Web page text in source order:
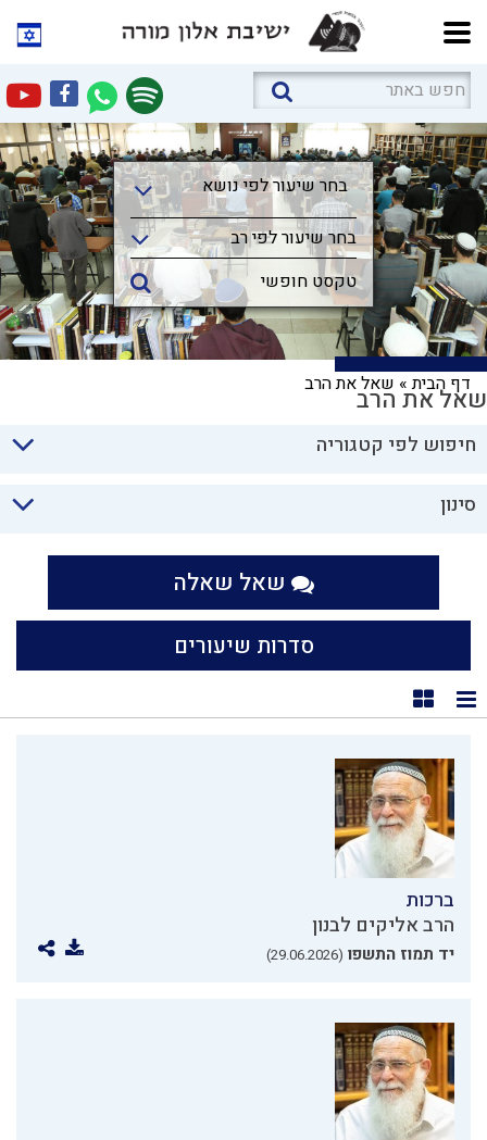
בחר שיעור לפי נושא
בחר שיעור לפי נושא
בחר שיעור לפי רב
דף הבית» שאל את הרבשאל את הרב
חיפוש לפי קטגוריה
סינון
שאל שאלה
סדרות שיעורים
תצוגת רשימה
תצוגת קוביות
ברכות
הרב אליקים לבנון
יד תמוז התשפו (29.06.2026)